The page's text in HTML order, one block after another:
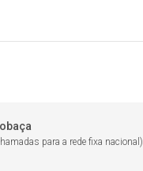
para a rede fixa nacional)